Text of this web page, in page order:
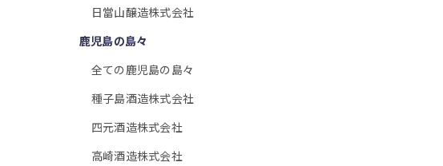
日當山醸造株式会社
鹿児島の島々
全ての鹿児島の島々
種子島酒造株式会社
四元酒造株式会社
高崎酒造株式会社